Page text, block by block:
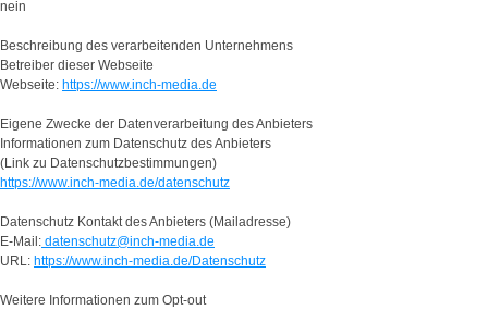
nein
Beschreibung des verarbeitenden Unternehmens
Betreiber dieser Webseite
Webseite: https://www.inch-media.de
Eigene Zwecke der Datenverarbeitung des Anbieters
Informationen zum Datenschutz des Anbieters
(Link zu Datenschutzbestimmungen)
https://www.inch-media.de/datenschutz
Datenschutz Kontakt des Anbieters (Mailadresse)
E-Mail: datenschutz@inch-media.de
URL: https://www.inch-media.de/Datenschutz
Weitere Informationen zum Opt-out